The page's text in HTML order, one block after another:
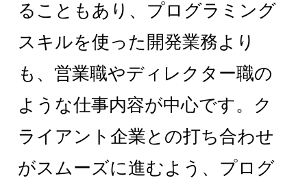
ることもあり、プログラミング
スキルを使った開発業務より
も、営業職やディレクター職の
ような仕事内容が中心です。ク
ライアント企業との打ち合わせ
がスムーズに進むよう、プログ